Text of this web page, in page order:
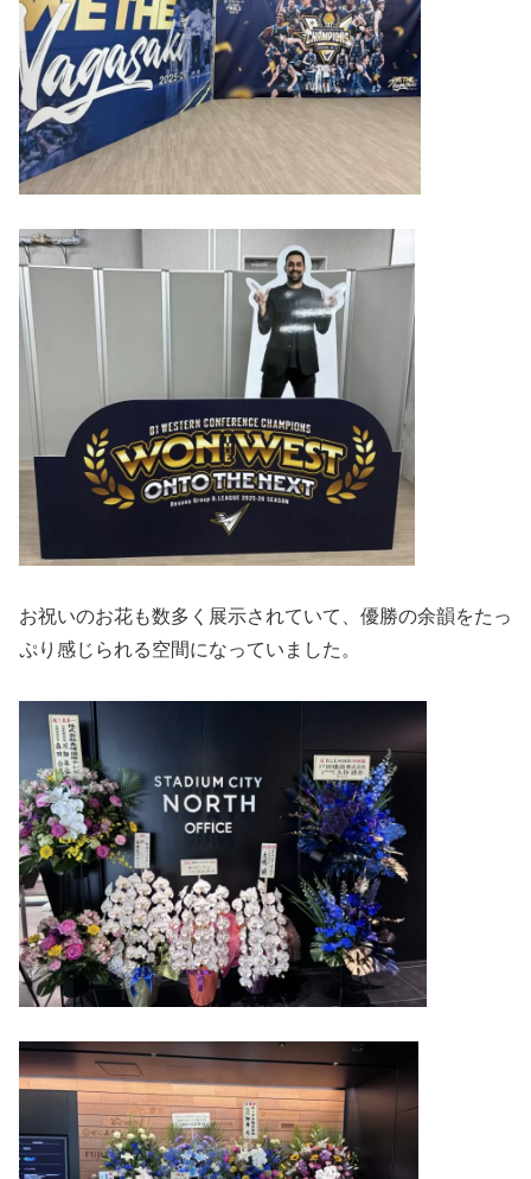
お祝いのお花も数多く展示されていて、優勝の余韻をたっ
ぷり感じられる空間になっていました。